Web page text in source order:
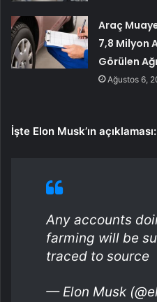
Araç
7,8 Milyon
Görülen
Ağustos 6,
İşte Elon Musk’ın açıklaması:
Any accounts
farming will be
traced to source
— Elon Musk